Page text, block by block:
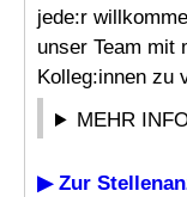
jede:r
unser Team mit
Kolleg:innen zu
MEHR
▶ Zur